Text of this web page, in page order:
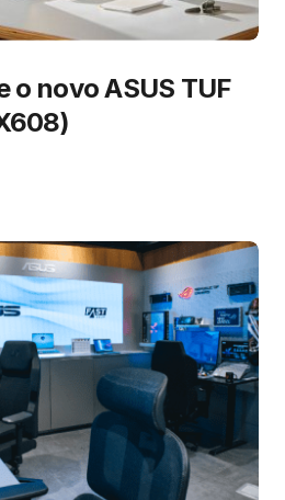
o novo ASUS TUF